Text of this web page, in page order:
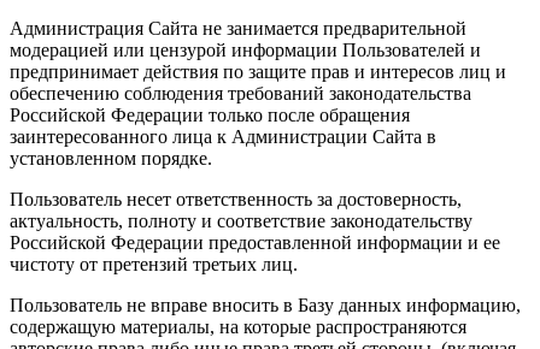
Администрация Сайта не занимается предварительной
модерацией или цензурой информации Пользователей и
предпринимает действия по защите прав и интересов лиц и
обеспечению соблюдения требований законодательства
Российской Федерации только после обращения
заинтересованного лица к Администрации Сайта в
установленном порядке.
Пользователь несет ответственность за достоверность,
актуальность, полноту и соответствие законодательству
Российской Федерации предоставленной информации и ее
чистоту от претензий третьих лиц.
Пользователь не вправе вносить в Базу данных информацию,
содержащую материалы, на которые распространяются